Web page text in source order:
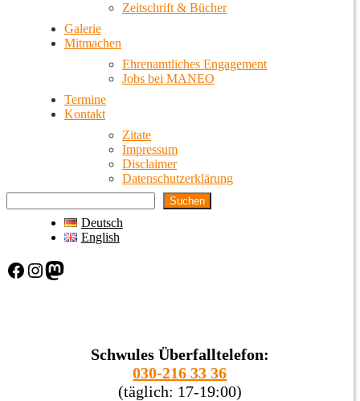
Zeitschrift & Bücher
Galerie
Mitmachen
Ehrenamtliches Engagement
Jobs bei MANEO
Termine
Kontakt
Zitate
Impressum
Disclaimer
Datenschutzerklärung
Suchen
Deutsch
English
Facebook Instagram Mastodon
Schwules Überfalltelefon:
030-216 33 36
(täglich: 17-19:00)